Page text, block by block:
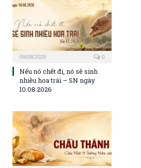
09/08/2026 0
Nếu nó chết đi, nó sẽ sinh
nhiều hoa trái – SN ngày
10.08.2026